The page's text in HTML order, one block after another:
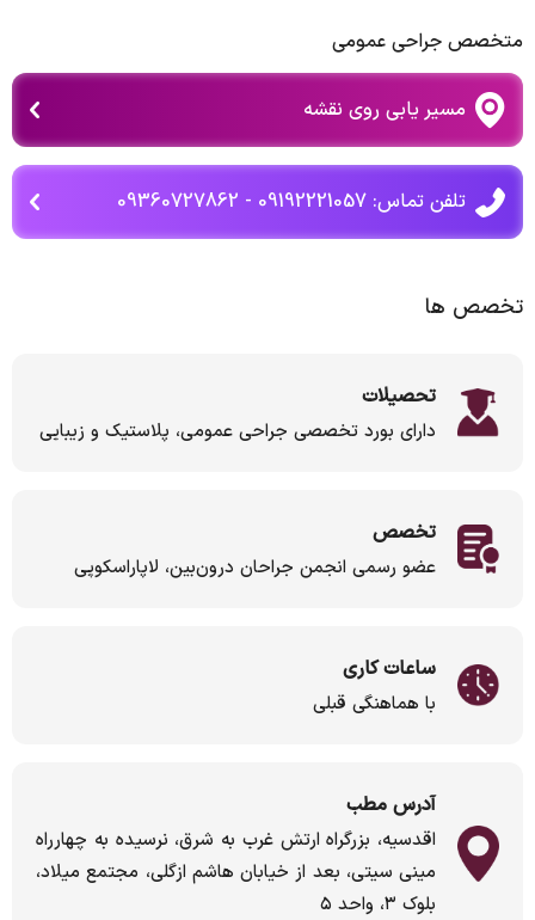
متخصص جراحی عمومی
مسیر یابی روی نقشه
تلفن تماس: 09192221057 - 09360727862
تخصص ها
تحصیلات
دارای بورد تخصصی جراحی عمومی، پلاستیک و زیبایی
تخصص
عضو رسمی انجمن جراحان درون‌بین، لاپاراسکوپی
ساعات کاری
با هماهنگی قبلی
آدرس مطب
اقدسیه، بزرگراه ارتش غرب به شرق، نرسیده به چهارراه
مینی سیتی، بعد از خیابان هاشم ازگلی، مجتمع میلاد،
بلوک ۳، واحد ۵